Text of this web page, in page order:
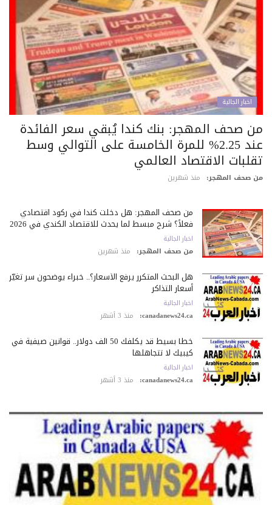
اخبار الجالية
صحف المهجر: بنك كندا يُبقي سعر الفائدة
عند 2.25% للمرة الخامسة على التوالي وسط
الاقتصاد العالمي
صحف المهجر: منذ شهرين
من صحف المهجر: هل دخلت كندا في ركود اقتصادي
فعلاً؟ شرح مبسط لما يحدث للاقتصاد الكندي في 2026
اخبار الجالية
من صحف المهجر: منذ شهرين
هل البحث المتكرر يرفع الأسعار؟.. خبراء يوضحون سر تغيّر
أسعار التذاكر
اخبار الجالية
canadanews24.ca: منذ 3 أشهر
خطأ بسيط قد يكلّفك 50 ألف دولار.. قوانين صيفية في
كيبيك لا تتجاهلها
اخبار الجالية
canadanews24.ca: منذ 3 أشهر